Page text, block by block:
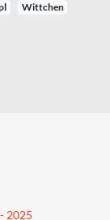
Wittchen
2025